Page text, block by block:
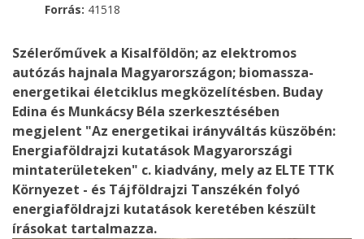
Forrás: 41518
Szélerőművek a Kisalföldön; az elektromos
autózás hajnala Magyarországon; biomassza-
energetikai életciklus megközelítésben. Buday
Edina és Munkácsy Béla szerkesztésében
megjelent "Az energetikai irányváltás küszöbén:
Energiaföldrajzi kutatások Magyarországi
mintaterületeken" c. kiadvány, mely az ELTE TTK
Környezet - és Tájföldrajzi Tanszékén folyó
energiaföldrajzi kutatások keretében készült
írásokat tartalmazza.